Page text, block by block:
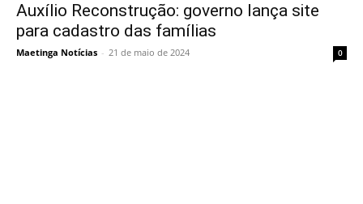
Auxílio Reconstrução: governo lança site
para cadastro das famílias
Maetinga Notícias - 21 de maio de 2024 0